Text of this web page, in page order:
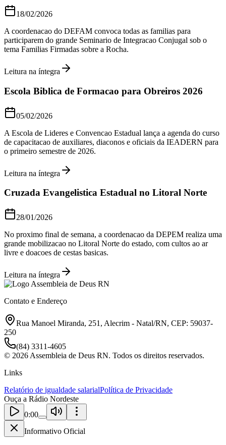
18/02/2026
A coordenacao do DEFAM convoca todas as familias para
participarem do grande Seminario de Integracao Conjugal sob o
tema Familias Firmadas sobre a Rocha.
Leitura na íntegra
Escola Biblica de Formacao para Obreiros 2026
05/02/2026
A Escola de Lideres e Convencao Estadual lança a agenda do curso
de capacitacao de auxiliares, diaconos e oficiais da IEADERN para
o primeiro semestre de 2026.
Leitura na íntegra
Cruzada Evangelistica Estadual no Litoral Norte
28/01/2026
No proximo final de semana, a coordenacao da DEPEM realiza uma
grande mobilizacao no Litoral Norte do estado, com cultos ao ar
livre e doacoes de cestas basicas.
Leitura na íntegra
Contato e Endereço
Rua Manoel Miranda, 251, Alecrim - Natal/RN, CEP: 59037-
250
(84) 3311-4605
© 2026 Assembleia de Deus RN. Todos os direitos reservados.
Links
Relatório de igualdade salarialPolítica de Privacidade
Ouça a Rádio Nordeste
0:00
Informativo Oficial